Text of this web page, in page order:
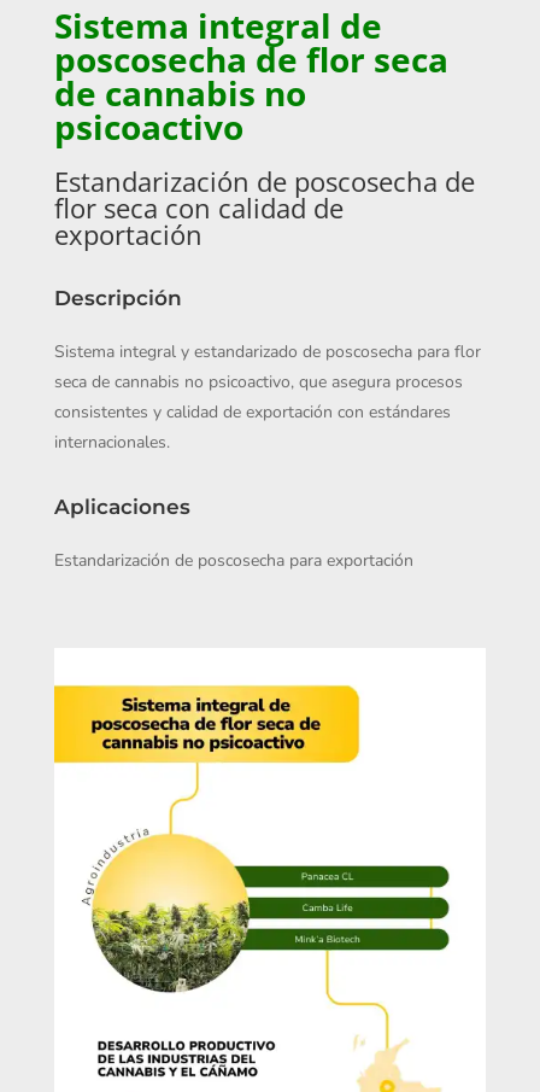
Sistema integral de
poscosecha de flor seca
de cannabis no
psicoactivo
Estandarización de poscosecha de
flor seca con calidad de
exportación
Descripción
Sistema integral y estandarizado de poscosecha para flor
seca de cannabis no psicoactivo, que asegura procesos
consistentes y calidad de exportación con estándares
internacionales.
Aplicaciones
Estandarización de poscosecha para exportación